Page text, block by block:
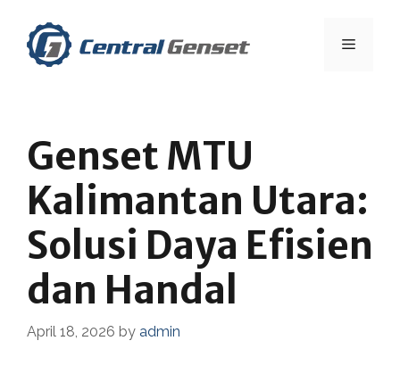
content
Menu
Genset MTU
Kalimantan Utara:
Solusi Daya Efisien
dan Handal
April 18, 2026 by admin